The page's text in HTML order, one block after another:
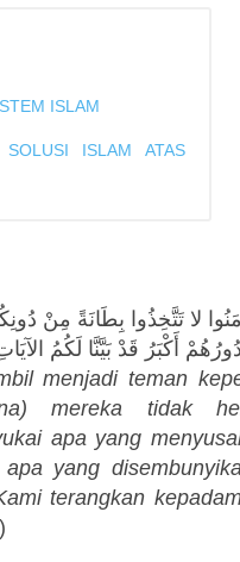
ISLAM
SOLUSI ISLAM ATAS
آمَنُوا لا تَتَّخِذُوا بِطَانَةً مِنْ
أَكْبَرُ قَدْ بَيَّنَّا لَكُمُ
menjadi teman
mereka tidak
apa yang
yang
terangkan